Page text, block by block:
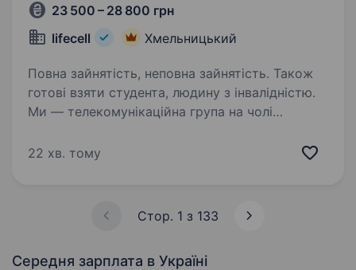
23 500 – 28 800 грн
lifecell
Хмельницький
Повна зайнятість, неповна зайнятість. Також
готові взяти студента, людину з інвалідністю.
Ми — телекомунікаційна група на чолі
фіксований зв’язок, інтернет, телебачення
22 хв. тому
Стор. 1 з 133
Середня зарплата в Україні